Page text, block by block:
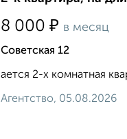
8 000 ₽ в месяц
Советская 12
ается 2-х комнатная
Агентство, 05.08.2026